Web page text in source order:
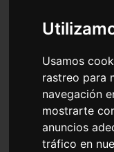
Usamos
rastreo para
navegación
mostrarte
anuncios
tráfico en
Gafas de Sol
Ordenar